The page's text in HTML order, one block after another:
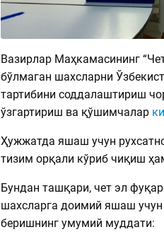
Вазирлар Маҳкамасининг
бўлмаган шахсларни
тартибини соддалаштириш
ўзгартириш ва қўшимчалар
Ҳужжатда яшаш учун
тизим орқали кўриб чиқиш
Бундан ташқари, чет эл
шахсларга доимий яшаш
беришнинг умумий муддати: